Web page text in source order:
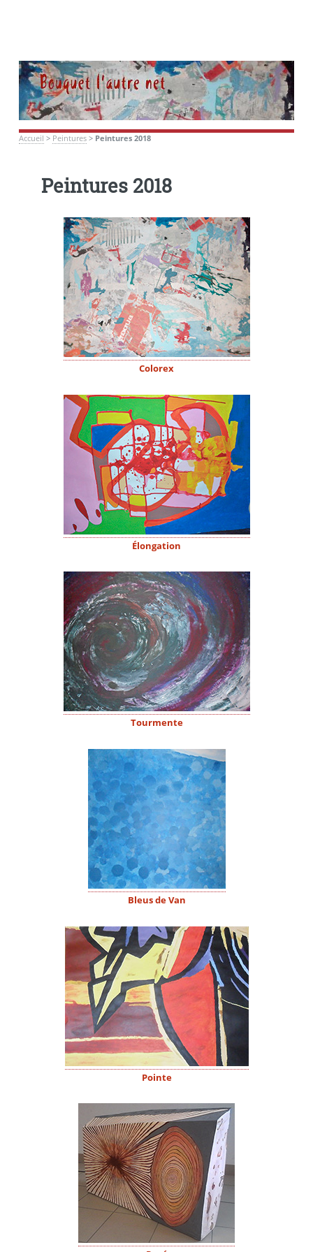
Accueil > Peintures> Peintures 2018
Peintures 2018
Colorex
Élongation
Tourmente
Bleus de Van
Pointe